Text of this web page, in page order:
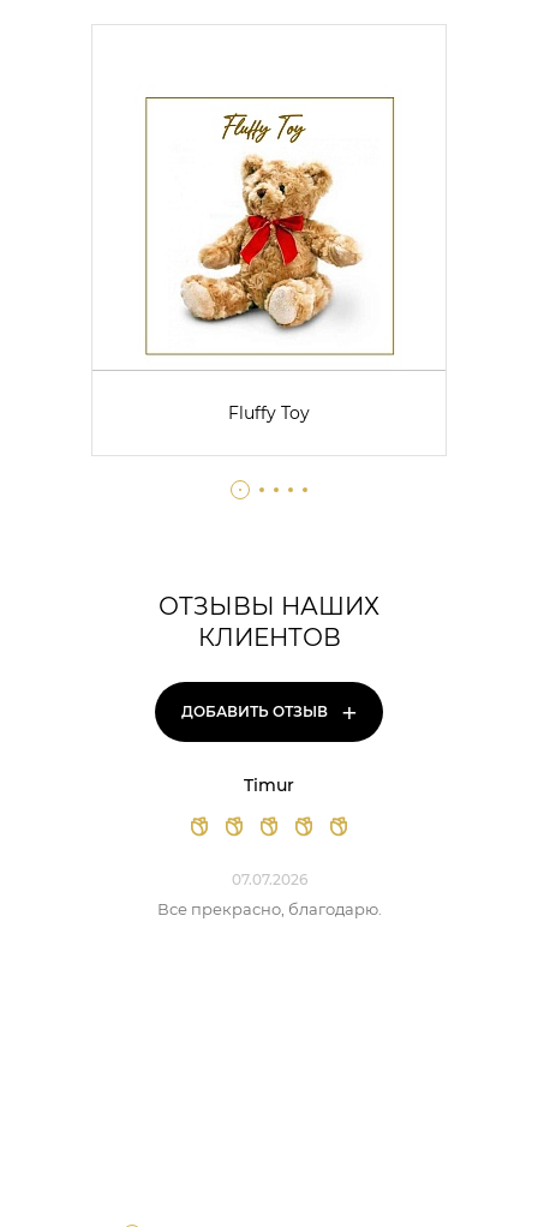
Fluffy Toy
ОТЗЫВЫ НАШИХ
КЛИЕНТОВ
ДОБАВИТЬ ОТЗЫВ +
Timur
07.07.2026
Все прекрасно, благодарю.